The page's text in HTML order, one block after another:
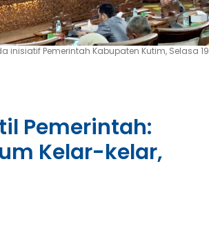
Pemerintah Kabupaten Kutim, Selasa 19
Pemerintah:
Kelar-kelar,